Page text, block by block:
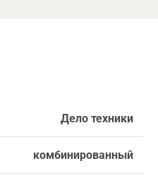
Дело техники
комбинированный